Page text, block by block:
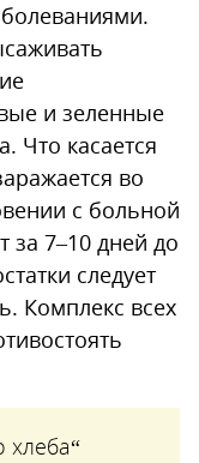
и зеленные
Что касается
во
с больной
за 7–10 дней до
следует
Комплекс всех
хлеба“